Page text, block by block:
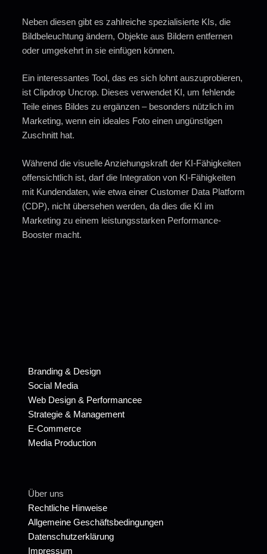
Neben diesen gibt es zahlreiche spezialisierte KIs, die
Bildbeleuchtung ändern, Objekte aus Bildern entfernen
oder umgekehrt in sie einfügen können.
Ein interessantes Tool, das es sich lohnt auszuprobieren,
ist Clipdrop Uncrop. Dieses verwendet KI, um fehlende
Teile eines Bildes zu ergänzen – besonders nützlich im
Marketing, wenn ein ideales Foto einen ungünstigen
Zuschnitt hat.
Während die visuelle Anziehungskraft der KI-Fähigkeiten
offensichtlich ist, darf die Integration von KI-Fähigkeiten
mit Kundendaten, wie etwa einer Customer Data Platform
(CDP), nicht übersehen werden, da dies die KI im
Marketing zu einem leistungsstarken Performance-
Booster macht.
Branding & Design
Social Media
Web Design & Performancee
Strategie & Management
E-Commerce
Media Production
Über uns
Rechtliche Hinweise
Allgemeine Geschäftsbedingungen
Datenschutzerklärung
Impressum